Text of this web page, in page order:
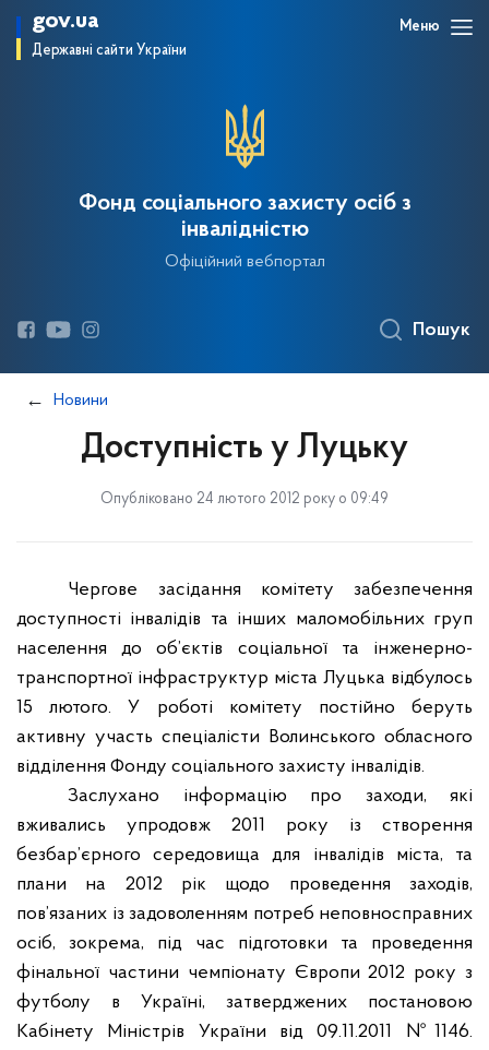
gov.ua
Державні сайти України
Меню
Фонд соціального захисту осіб з
інвалідністю
Офіційний вебпортал
Пошук
Новини
Доступність у Луцьку
Опубліковано 24 лютого 2012 року о 09:49
Чергове засідання комітету забезпечення
доступності інвалідів та інших маломобільних груп
населення до об’єктів соціальної та інженерно-
транспортної інфраструктур міста Луцька відбулось
15 лютого. У роботі комітету постійно беруть
активну участь спеціалісти Волинського обласного
відділення Фонду соціального захисту інвалідів.
Заслухано інформацію про заходи, які
вживались упродовж 2011 року із створення
безбар’єрного середовища для інвалідів міста, та
плани на 2012 рік щодо проведення заходів,
пов’язаних із задоволенням потреб неповносправних
осіб, зокрема, під час підготовки та проведення
фінальної частини чемпіонату Європи 2012 року з
футболу в Україні, затверджених постановою
Кабінету Міністрів України від 09.11.2011 №1146.